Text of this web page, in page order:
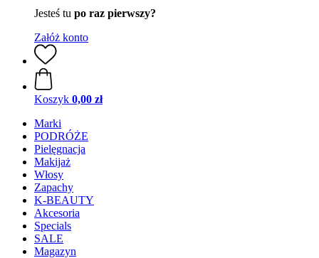
Jesteś tu po raz pierwszy?
Załóż konto
Koszyk 0,00 zł
Marki
PODRÓŻE
Pielęgnacja
Makijaż
Włosy
Zapachy
K-BEAUTY
Akcesoria
Specials
SALE
Magazyn